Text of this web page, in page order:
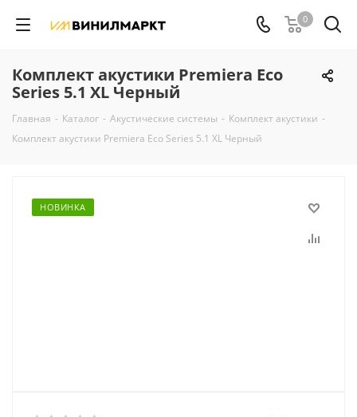
0
Комплект акустики Premiera Eco
Series 5.1 XL Черный
Главная - Каталог - Акустические системы - Комплект акустики -
Комплект акустики Premiera Eco Series 5.1 XL Черный
НОВИНКА